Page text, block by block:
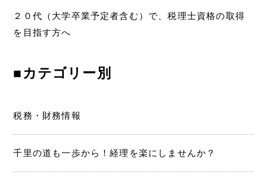
ョ
ン
２０代（大学卒業予定者含む）で、税理士資格の取得
を目指す方へ
■カテゴリー別
税務・財務情報
千里の道も一歩から！経理を楽にしませんか？